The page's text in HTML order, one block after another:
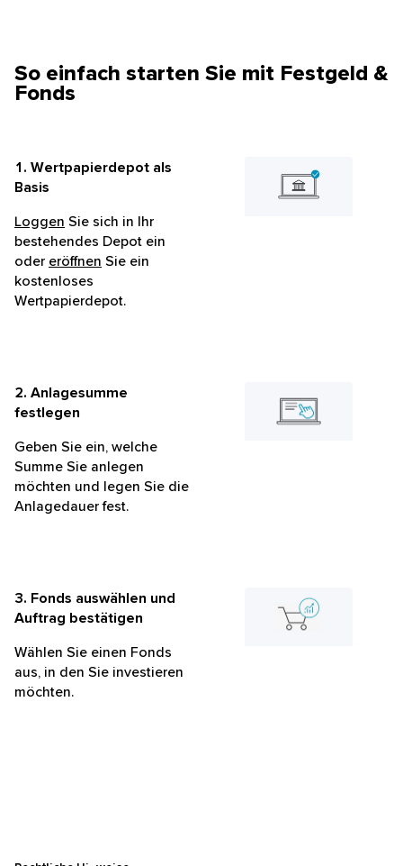
So einfach starten Sie mit Festgeld &
Fonds
1. Wertpapierdepot als
Basis
Loggen Sie sich in Ihr
bestehendes Depot ein
oder eröffnen Sie ein
kostenloses
Wertpapierdepot.
2. Anlagesumme
festlegen
Geben Sie ein, welche
Summe Sie anlegen
möchten und legen Sie die
Anlagedauer fest.
3. Fonds auswählen und
Auftrag bestätigen
Wählen Sie einen Fonds
aus, in den Sie investieren
möchten.